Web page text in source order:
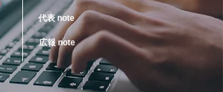
代表 note
広報 note